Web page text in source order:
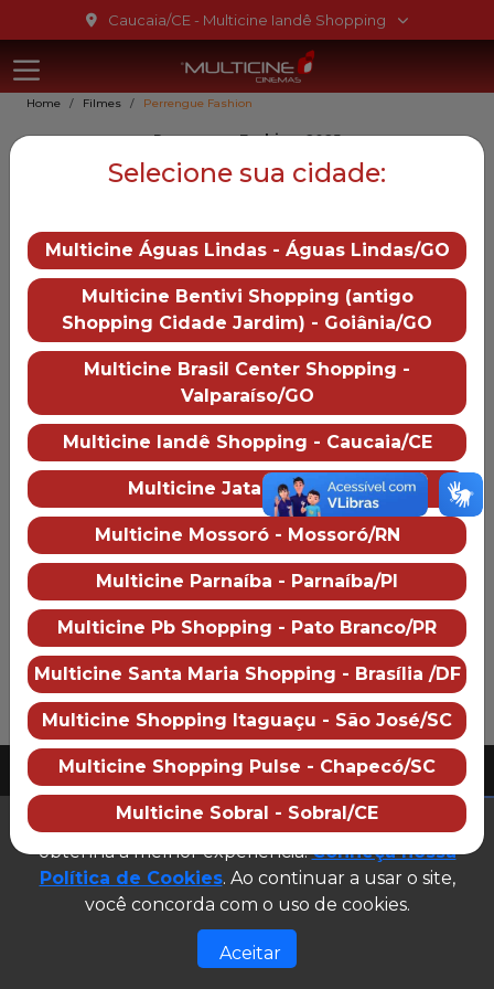
Ir para o conteúdo
Ir para o menu
Caucaia/CE - Multicine Iandê Shopping
Multicine
Home Filmes Perrengue Fashion
Perrengue Fashion, 2025
Perrengue Fashion
14
Gênero::Comédia
Duração: 94 min
Distruibução:
Downtown/Paris
Trailer
— Perrengue Fashion
Mais informações
Multicine Iandê Shopping
Sobre o cinema
Como chegar
Preço dos ingressos
2026 Multicine cinemas
CNPJ: 07.609.246/0007-08
Desenvolvido e gerenciado por
Site público v1.0.0
Selecione sua cidade:
Multicine Águas Lindas - Águas Lindas/GO
Multicine Bentivi Shopping (antigo
Shopping Cidade Jardim) - Goiânia/GO
Multicine Brasil Center Shopping -
Valparaíso/GO
Multicine Iandê Shopping - Caucaia/CE
Multicine Jataí - Jataí/GO
Multicine Mossoró - Mossoró/RN
Multicine Parnaíba - Parnaíba/PI
Multicine Pb Shopping - Pato Branco/PR
Multicine Santa Maria Shopping - Brasília /DF
Multicine Shopping Itaguaçu - São José/SC
Multicine Shopping Pulse - Chapecó/SC
Multicine Sobral - Sobral/CE
Este site utiliza cookies para garantir que você
obtenha a melhor experiência.Conheça nossa
Política de Cookies. Ao continuar a usar o site,
você concorda com o uso de cookies.
Aceitar